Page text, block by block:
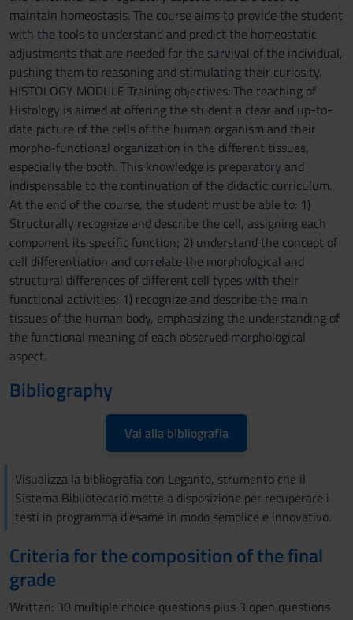
maintain homeostasis. The course aims to provide the student
with the tools to understand and predict the homeostatic
adjustments that are needed for the survival of the individual,
pushing them to reasoning and stimulating their curiosity.
HISTOLOGY MODULE Training objectives: The teaching of
Histology is aimed at offering the student a clear and up-to-
date picture of the cells of the human organism and their
morpho-functional organization in the different tissues,
especially the tooth. This knowledge is preparatory and
indispensable to the continuation of the didactic curriculum.
At the end of the course, the student must be able to: 1)
Structurally recognize and describe the cell, assigning each
component its specific function; 2) understand the concept of
cell differentiation and correlate the morphological and
structural differences of different cell types with their
functional activities; 1) recognize and describe the main
tissues of the human body, emphasizing the understanding of
the functional meaning of each observed morphological
aspect.
Bibliography
Vai alla bibliografia
Visualizza la bibliografia con Leganto, strumento che il
Sistema Bibliotecario mette a disposizione per recuperare i
testi in programma d'esame in modo semplice e innovativo.
Criteria for the composition of the final
grade
Written: 30 multiple choice questions plus 3 open questions